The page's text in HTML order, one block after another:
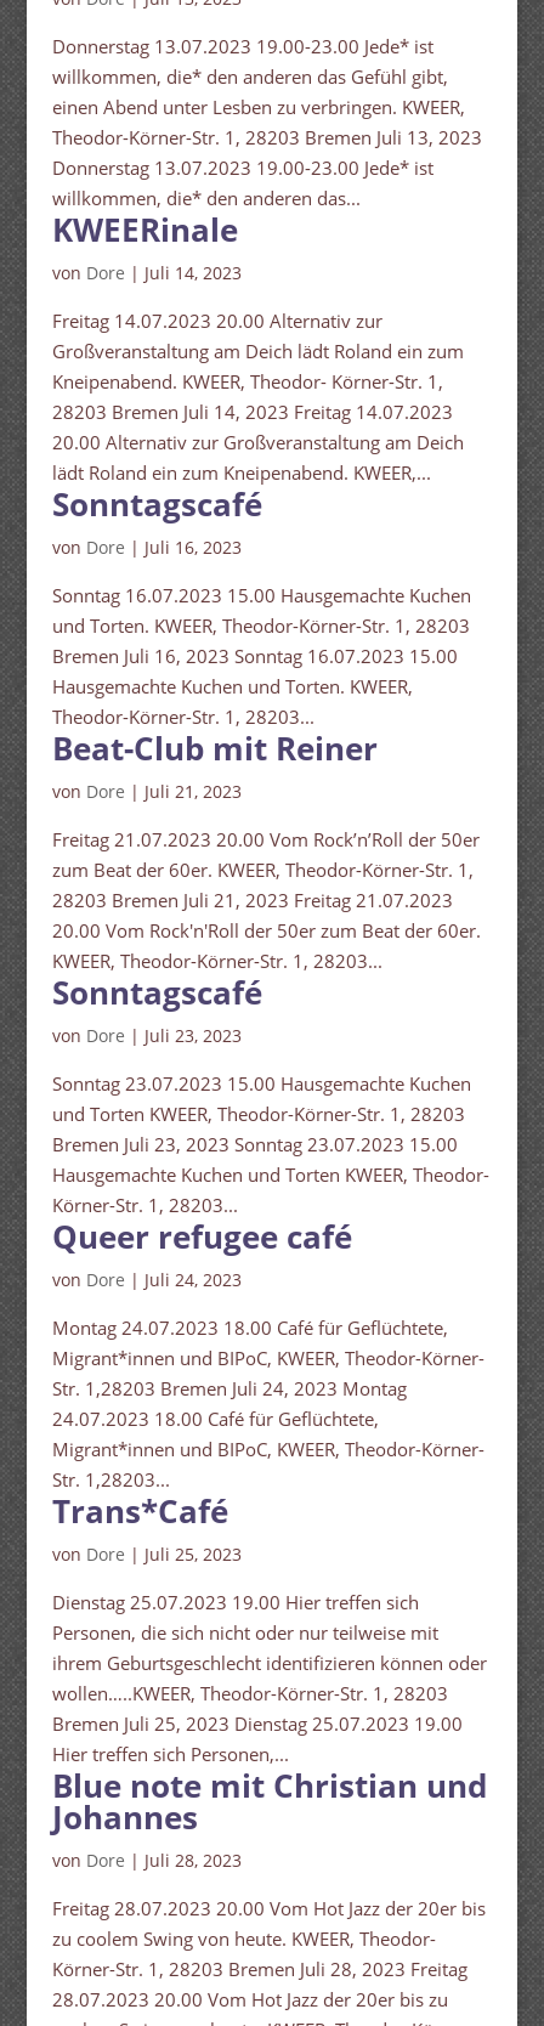
Donnerstag 13.07.2023 19.00-23.00 Jede* ist
willkommen, die* den anderen das Gefühl gibt,
einen Abend unter Lesben zu verbringen. KWEER,
Theodor-Körner-Str. 1, 28203 Bremen Juli 13, 2023
Donnerstag 13.07.2023 19.00-23.00 Jede* ist
willkommen, die* den anderen das...
KWEERinale
von Dore | Juli 14, 2023
Freitag 14.07.2023 20.00 Alternativ zur
Großveranstaltung am Deich lädt Roland ein zum
Kneipenabend. KWEER, Theodor- Körner-Str. 1,
28203 Bremen Juli 14, 2023 Freitag 14.07.2023
20.00 Alternativ zur Großveranstaltung am Deich
lädt Roland ein zum Kneipenabend. KWEER,...
Sonntagscafé
von Dore | Juli 16, 2023
Sonntag 16.07.2023 15.00 Hausgemachte Kuchen
und Torten. KWEER, Theodor-Körner-Str. 1, 28203
Bremen Juli 16, 2023 Sonntag 16.07.2023 15.00
Hausgemachte Kuchen und Torten. KWEER,
Theodor-Körner-Str. 1, 28203...
Beat-Club mit Reiner
von Dore | Juli 21, 2023
Freitag 21.07.2023 20.00 Vom Rock’n’Roll der 50er
zum Beat der 60er. KWEER, Theodor-Körner-Str. 1,
28203 Bremen Juli 21, 2023 Freitag 21.07.2023
20.00 Vom Rock'n'Roll der 50er zum Beat der 60er.
KWEER, Theodor-Körner-Str. 1, 28203...
Sonntagscafé
von Dore | Juli 23, 2023
Sonntag 23.07.2023 15.00 Hausgemachte Kuchen
und Torten KWEER, Theodor-Körner-Str. 1, 28203
Bremen Juli 23, 2023 Sonntag 23.07.2023 15.00
Hausgemachte Kuchen und Torten KWEER, Theodor-
Körner-Str. 1, 28203...
Queer refugee café
von Dore | Juli 24, 2023
Montag 24.07.2023 18.00 Café für Geflüchtete,
Migrant*innen und BIPoC, KWEER, Theodor-Körner-
Str. 1,28203 Bremen Juli 24, 2023 Montag
24.07.2023 18.00 Café für Geflüchtete,
Migrant*innen und BIPoC, KWEER, Theodor-Körner-
Str. 1,28203...
Trans*Café
von Dore | Juli 25, 2023
Dienstag 25.07.2023 19.00 Hier treffen sich
Personen, die sich nicht oder nur teilweise mit
ihrem Geburtsgeschlecht identifizieren können oder
wollen…..KWEER, Theodor-Körner-Str. 1, 28203
Bremen Juli 25, 2023 Dienstag 25.07.2023 19.00
Hier treffen sich Personen,...
Blue note mit Christian und
Johannes
von Dore | Juli 28, 2023
Freitag 28.07.2023 20.00 Vom Hot Jazz der 20er bis
zu coolem Swing von heute. KWEER, Theodor-
Körner-Str. 1, 28203 Bremen Juli 28, 2023 Freitag
28.07.2023 20.00 Vom Hot Jazz der 20er bis zu